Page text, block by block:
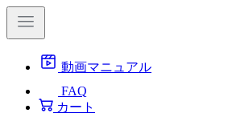
動画マニュアル
FAQ
カート